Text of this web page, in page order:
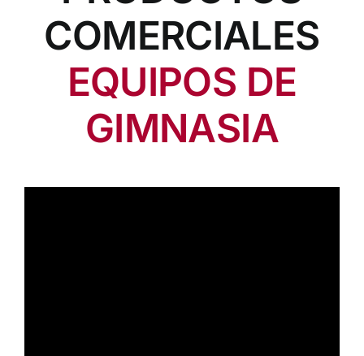
FABRICAMOS
PRODUCTOS
COMERCIALES
EQUIPOS DE